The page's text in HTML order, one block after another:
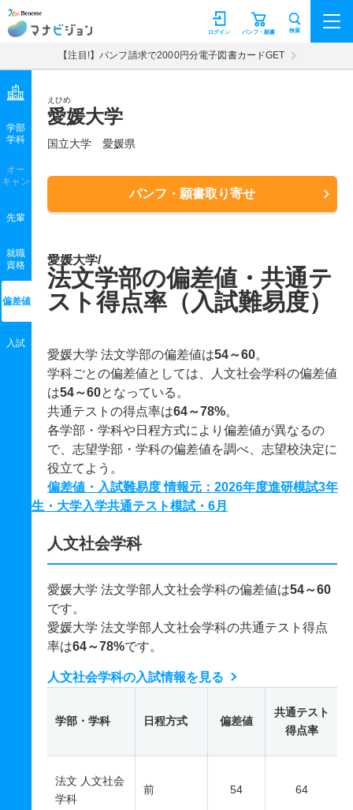
マナビジョン パンフ・願書
ログイン 検索
【注目!】パンフ請求で2000円分電子図書カードGET
えひめ
愛媛大学
国立大学 愛媛県
パンフ・願書取り寄せ
学部
学科
オー
キャン
先輩
就職
資格
偏差値
入試
愛媛大学/
法文学部の偏差値・共通テ
スト得点率（入試難易度）
愛媛大学 法文学部の偏差値は54～60。
学科ごとの偏差値としては、人文社会学科の偏差値
は54～60となっている。
共通テストの得点率は64～78%。
各学部・学科や日程方式により偏差値が異なるの
で、志望学部・学科の偏差値を調べ、志望校決定に
役立てよう。
偏差値・入試難易度 情報元：2026年度進研模試3年
生・大学入学共通テスト模試・6月
人文社会学科
愛媛大学 法文学部人文社会学科の偏差値は54～60
です。
愛媛大学 法文学部人文社会学科の共通テスト得点
率は64～78%です。
人文社会学科の入試情報を見る
学部・学科 日程方式 偏差値
共通テスト
得点率
法文 人文社会
学科
前 54 64